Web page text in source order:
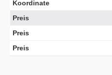
Koordinate
Preis
Preis
Preis